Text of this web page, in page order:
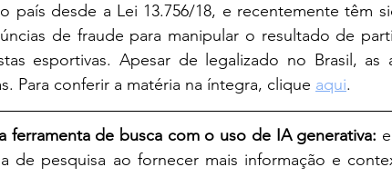
país desde a Lei 13.756/18, e recentemente têm
de fraude para manipular o resultado de
esportivas. Apesar de legalizado no Brasil, as
Para conferir a matéria na íntegra, clique aqui.
ferramenta de busca com o uso de IA generativa: